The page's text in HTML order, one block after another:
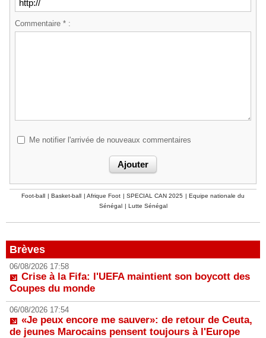
Commentaire * :
Me notifier l'arrivée de nouveaux commentaires
Foot-ball | Basket-ball | Afrique Foot | SPECIAL CAN 2025 | Equipe nationale du
Sénégal | Lutte Sénégal
Brèves
06/08/2026 17:58
Crise à la Fifa: l'UEFA maintient son boycott des
Coupes du monde
06/08/2026 17:54
«Je peux encore me sauver»: de retour de Ceuta,
de jeunes Marocains pensent toujours à l'Europe